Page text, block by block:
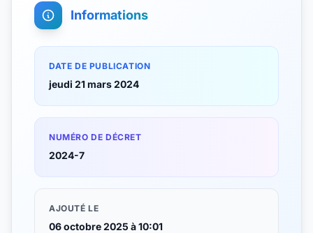
Informations
DATE DE PUBLICATION
jeudi 21 mars 2024
NUMÉRO DE DÉCRET
2024-7
AJOUTÉ LE
06 octobre 2025 à 10:01